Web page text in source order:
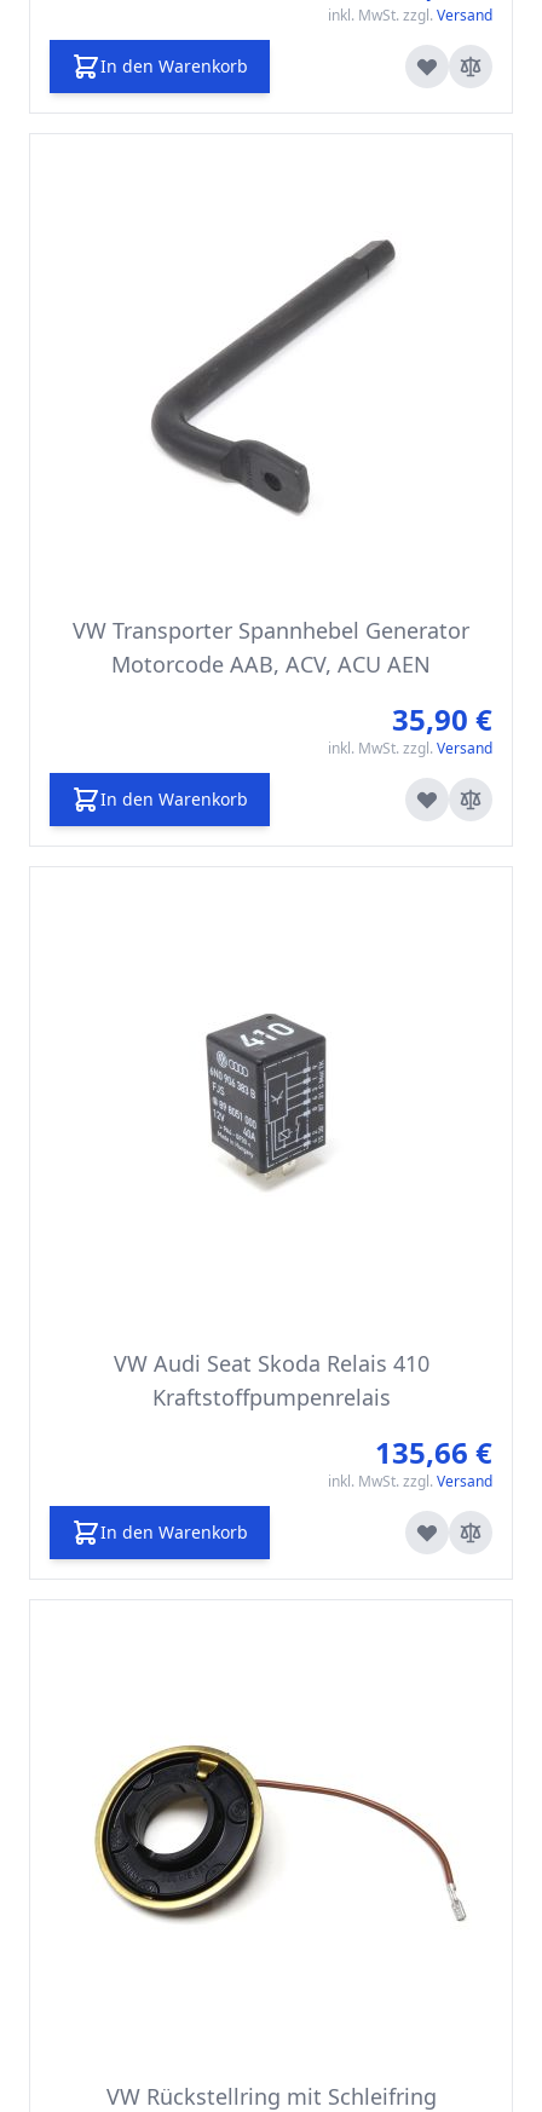
inkl. MwSt. zzgl. Versand
In den Warenkorb
VW Transporter Spannhebel Generator
Motorcode AAB, ACV, ACU AEN
35,90 €
inkl. MwSt. zzgl. Versand
In den Warenkorb
VW Audi Seat Skoda Relais 410
Kraftstoffpumpenrelais
135,66 €
inkl. MwSt. zzgl. Versand
In den Warenkorb
VW Rückstellring mit Schleifring